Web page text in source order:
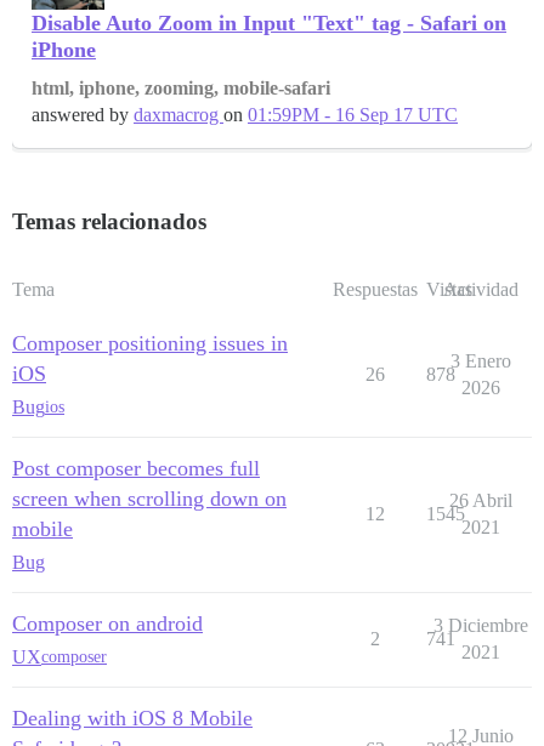
Disable Auto Zoom in Input "Text" tag - Safari on
iPhone
html, iphone, zooming, mobile-safari
answered by daxmacrog on 01:59PM - 16 Sep 17 UTC
Temas relacionados
Tema Respuestas Vistas
Actividad
Composer positioning issues in
iOS
Bugios
26 878
3 Enero
2026
Post composer becomes full
screen when scrolling down on
mobile
Bug
12 1545
26 Abril
2021
Composer on android
UXcomposer
2 741
3 Diciembre
2021
Dealing with iOS 8 Mobile
12 Junio